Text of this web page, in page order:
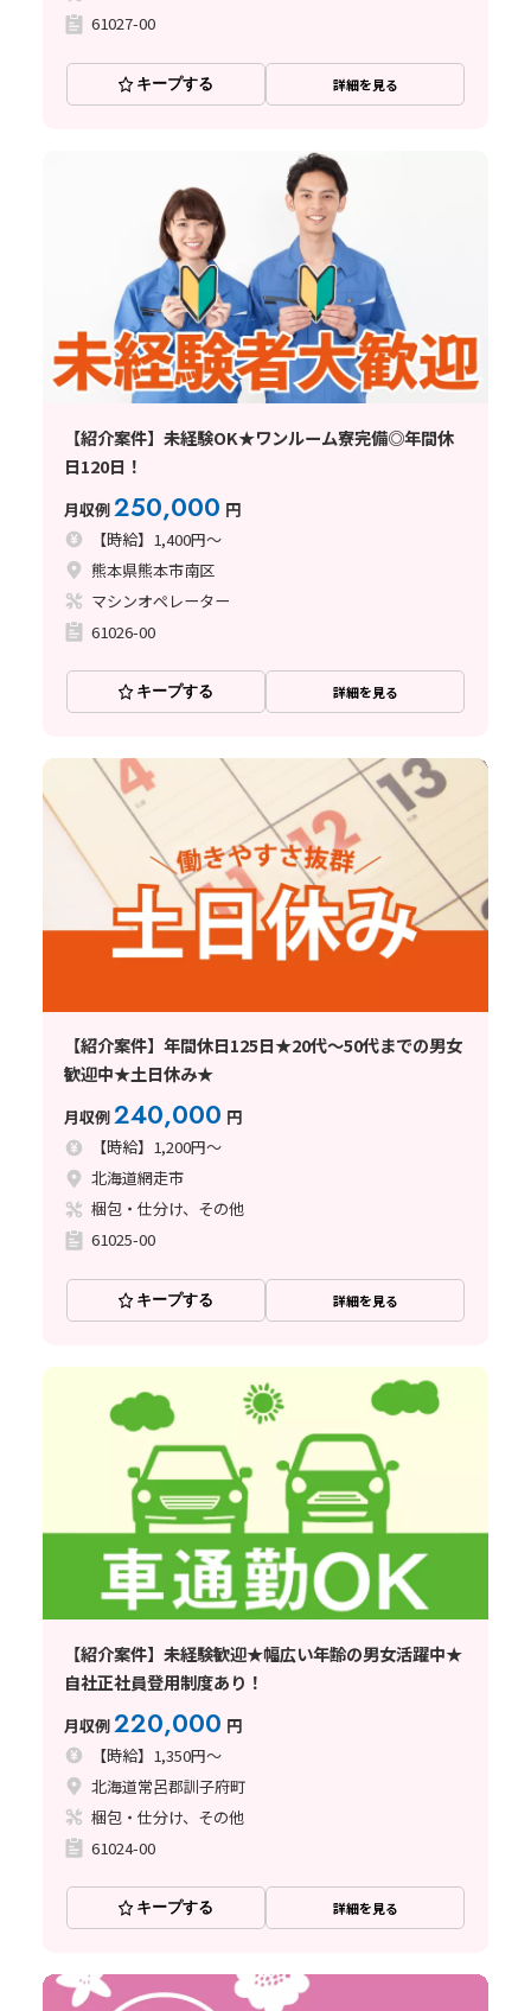
61027-00
キープする 詳細を見る
【紹介案件】未経験OK★ワンルーム寮完備◎年間休
日120日！
月収例250,000 円
【時給】1,400円～
熊本県熊本市南区
マシンオペレーター
61026-00
キープする 詳細を見る
【紹介案件】年間休日125日★20代～50代までの男女
歓迎中★土日休み★
月収例240,000 円
【時給】1,200円～
北海道網走市
梱包・仕分け、その他
61025-00
キープする 詳細を見る
【紹介案件】未経験歓迎★幅広い年齢の男女活躍中★
自社正社員登用制度あり！
月収例220,000 円
【時給】1,350円～
北海道常呂郡訓子府町
梱包・仕分け、その他
61024-00
キープする 詳細を見る